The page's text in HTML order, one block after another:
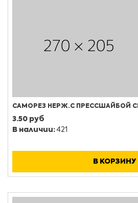
САМОРЕЗ НЕРЖ.С ПРЕССШАЙБОЙ
3.50 руб
В наличии:421
В КОРЗИНУ